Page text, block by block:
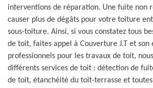
interventions de réparation. Une fuite non
causer plus de dégâts pour votre toiture
sous-toiture. Ainsi, si vous constatez tous
de toit, faites appel à Couverture J.T et son
professionnels pour les travaux de toit,
différents services de toit : détection de
de toit, étanchéité du toit-terrasse et